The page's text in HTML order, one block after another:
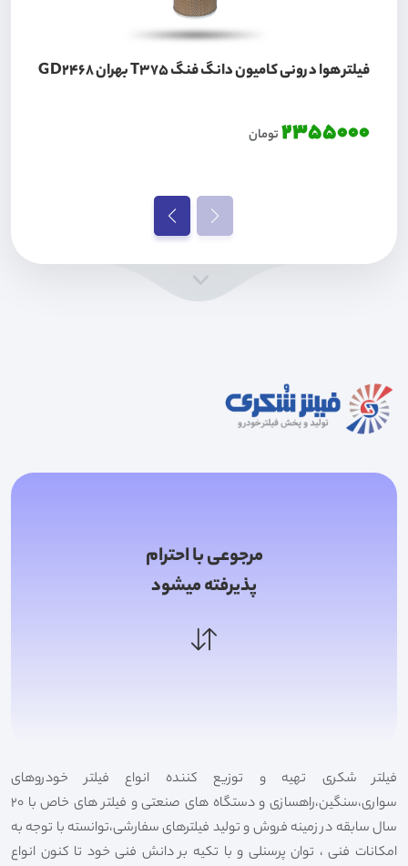
فیلتر هوا درونی کامیون دانگ فنگ T375 بهران GD2468
2355000تومان
مرجوعی با احترام
پذیرفته میشود
فیلتر شکری تهیه و توزیع کننده انواع فیلتر خودروهای
سواری،سنگین،راهسازی و دستگاه های صنعتی و فیلتر های خاص با 20
سال سابقه در زمینه فروش و تولید فیلترهای سفارشی،توانسته با توجه به
امکانات فنی ، توان پرسنلی و با تکیه بر دانش فنی خود تا کنون انواع